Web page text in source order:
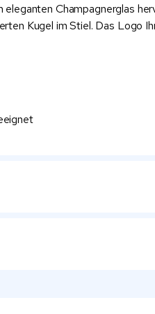
Champagnerglas
Kugel im Stiel. Das Logo